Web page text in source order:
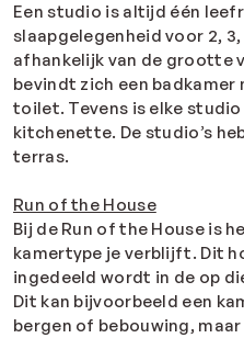
Een studio is altijd één
slaapgelegenheid voor 2,
afhankelijk van de grootte
bevindt zich een badkamer
toilet. Tevens is elke
kitchenette. De studio’s
terras.
Run of the House
Bij de Run of the House is
kamertype je verblijft. Dit
ingedeeld wordt in de op
Dit kan bijvoorbeeld een
bergen of bebouwing,